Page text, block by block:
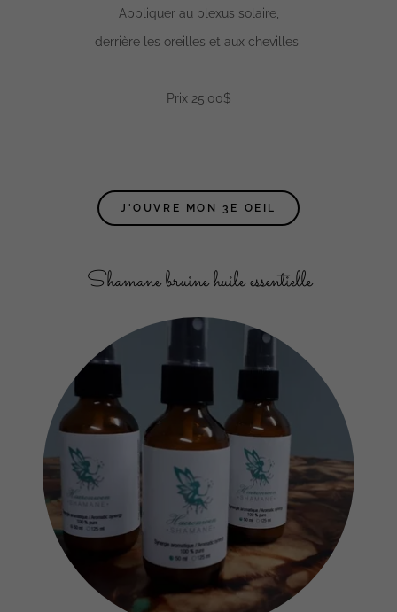
Appliquer au plexus solaire,
derrière les oreilles et aux chevilles
Prix 25,00$
J'OUVRE MON 3E OEIL
Shamane bruine huile essentielle